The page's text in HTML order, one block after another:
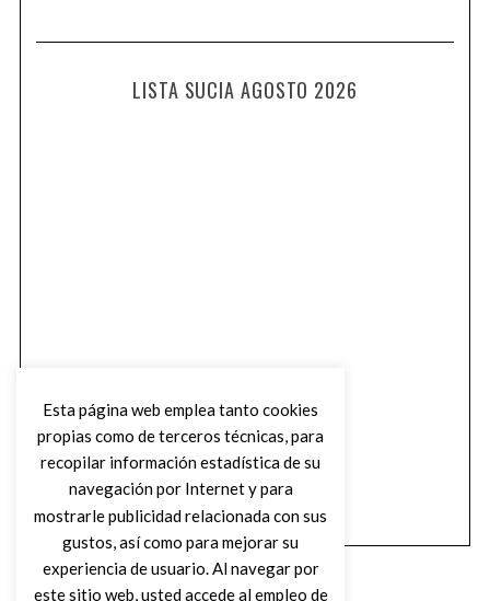
LISTA SUCIA AGOSTO 2026
Esta página web emplea tanto cookies
propias como de terceros técnicas, para
recopilar información estadística de su
navegación por Internet y para
mostrarle publicidad relacionada con sus
gustos, así como para mejorar su
experiencia de usuario. Al navegar por
este sitio web, usted accede al empleo de